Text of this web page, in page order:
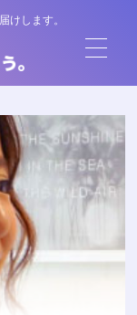
けします。